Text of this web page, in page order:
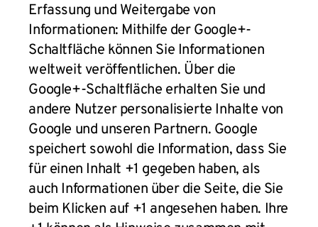
Erfassung und Weitergabe von
Informationen: Mithilfe der Google+-
Schaltfläche können Sie Informationen
weltweit veröffentlichen. Über die
Google+-Schaltfläche erhalten Sie und
andere Nutzer personalisierte Inhalte von
Google und unseren Partnern. Google
speichert sowohl die Information, dass Sie
für einen Inhalt +1 gegeben haben, als
auch Informationen über die Seite, die Sie
beim Klicken auf +1 angesehen haben. Ihre